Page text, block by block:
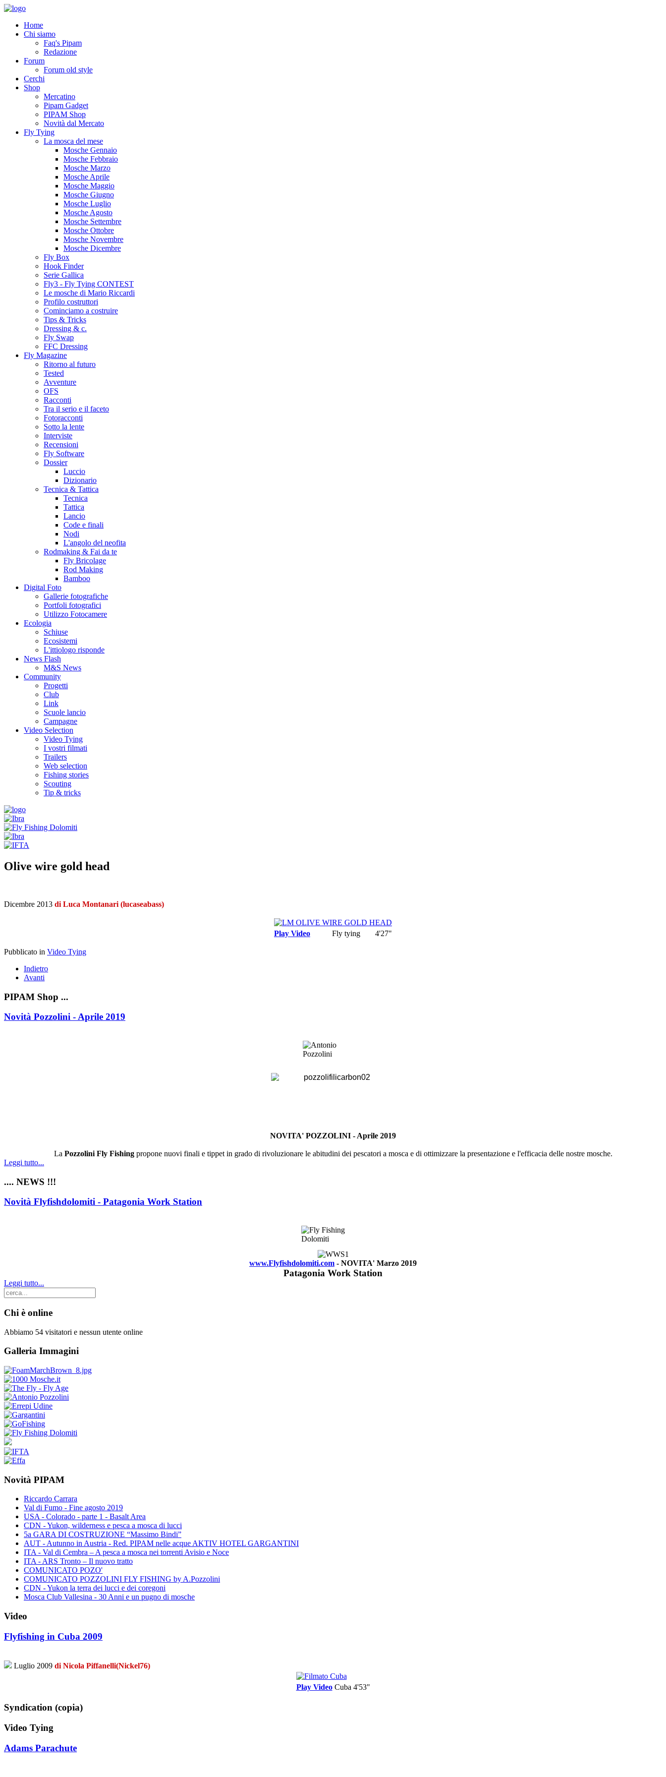
Home
Chi siamo
Faq's Pipam
Redazione
Forum
Forum old style
Cerchi
Shop
Mercatino
Pipam Gadget
PIPAM Shop
Novità dal Mercato
Fly Tying
La mosca del mese
Mosche Gennaio
Mosche Febbraio
Mosche Marzo
Mosche Aprile
Mosche Maggio
Mosche Giugno
Mosche Luglio
Mosche Agosto
Mosche Settembre
Mosche Ottobre
Mosche Novembre
Mosche Dicembre
Fly Box
Hook Finder
Serie Gallica
Fly3 - Fly Tying CONTEST
Le mosche di Mario Riccardi
Profilo costruttori
Cominciamo a costruire
Tips & Tricks
Dressing & c.
Fly Swap
FFC Dressing
Fly Magazine
Ritorno al futuro
Tested
Avventure
OFS
Racconti
Tra il serio e il faceto
Fotoracconti
Sotto la lente
Interviste
Recensioni
Fly Software
Dossier
Luccio
Dizionario
Tecnica & Tattica
Tecnica
Tattica
Lancio
Code e finali
Nodi
L'angolo del neofita
Rodmaking & Fai da te
Fly Bricolage
Rod Making
Bamboo
Digital Foto
Gallerie fotografiche
Portfoli fotografici
Utilizzo Fotocamere
Ecologia
Schiuse
Ecosistemi
L'ittiologo risponde
News Flash
M&S News
Community
Progetti
Club
Link
Scuole lancio
Campagne
Video Selection
Video Tying
I vostri filmati
Trailers
Web selection
Fishing stories
Scouting
Tip & tricks
Olive wire gold head
Dicembre 2013 di Luca Montanari (lucaseabass)
Play Video Fly tying 4'27"
Pubblicato in Video Tying
Indietro
Avanti
PIPAM Shop ...
Novità Pozzolini - Aprile 2019
NOVITA' POZZOLINI - Aprile 2019
La Pozzolini Fly Fishingpropone nuovi finali e tippet in grado di rivoluzionare le abitudini dei pescatori a mosca e di ottimizzare la presentazione e l'efficacia delle nostre mosche.
Leggi tutto...
.... NEWS !!!
Novità Flyfishdolomiti - Patagonia Work Station
www.Flyfishdolomiti.com - NOVITA' Marzo 2019
Patagonia Work Station
Leggi tutto...
Chi è online
Abbiamo 54 visitatori e nessun utente online
Galleria Immagini
Novità PIPAM
Riccardo Carrara
Val di Fumo - Fine agosto 2019
USA - Colorado - parte 1 - Basalt Area
CDN - Yukon, wilderness e pesca a mosca di lucci
5a GARA DI COSTRUZIONE “Massimo Bindi”
AUT - Autunno in Austria - Red. PIPAM nelle acque AKTIV HOTEL GARGANTINI
ITA - Val di Cembra – A pesca a mosca nei torrenti Avisio e Noce
ITA - ARS Tronto – Il nuovo tratto
COMUNICATO POZO'
COMUNICATO POZZOLINI FLY FISHING by A.Pozzolini
CDN - Yukon la terra dei lucci e dei coregoni
Mosca Club Vallesina - 30 Anni e un pugno di mosche
Video
Flyfishing in Cuba 2009
Luglio 2009 di Nicola Piffanelli(Nickel76)
Play Video Cuba 4'53"
Syndication (copia)
Video Tying
Adams Parachute